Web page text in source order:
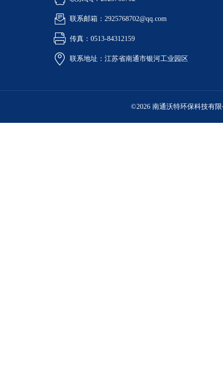
联系邮箱：2925768702@qq.com
传真：0513-84312159
联系地址：江苏省南通市银河工业园区
©2026 南通沃特环保科技有